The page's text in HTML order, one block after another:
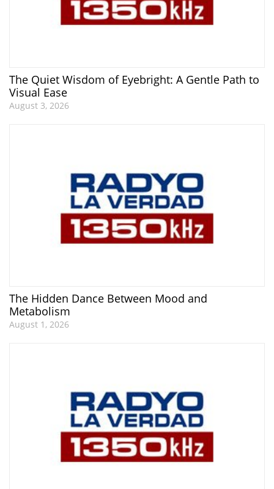
The Quiet Wisdom of Eyebright: A Gentle Path to
Visual Ease
August 3, 2026
The Hidden Dance Between Mood and
Metabolism
August 1, 2026